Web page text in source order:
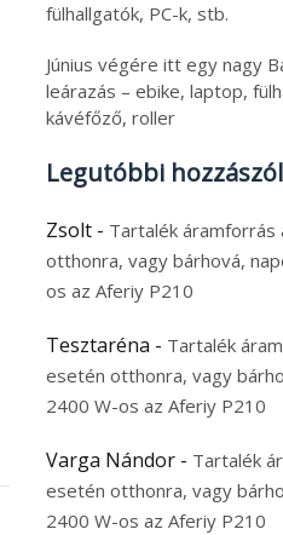
fülhallgatók, PC-k, stb.
Június végére itt egy nagy
leárazás – ebike, laptop,
kávéfőző, roller
Legutóbbi
Zsolt - Tartalék
otthonra, vagy bárhová,
os az Aferiy P210
Tesztaréna - Tartalék
esetén otthonra, vagy
2400 W-os az Aferiy P210
Varga Nándor - Tartalék
esetén otthonra, vagy
2400 W-os az Aferiy P210